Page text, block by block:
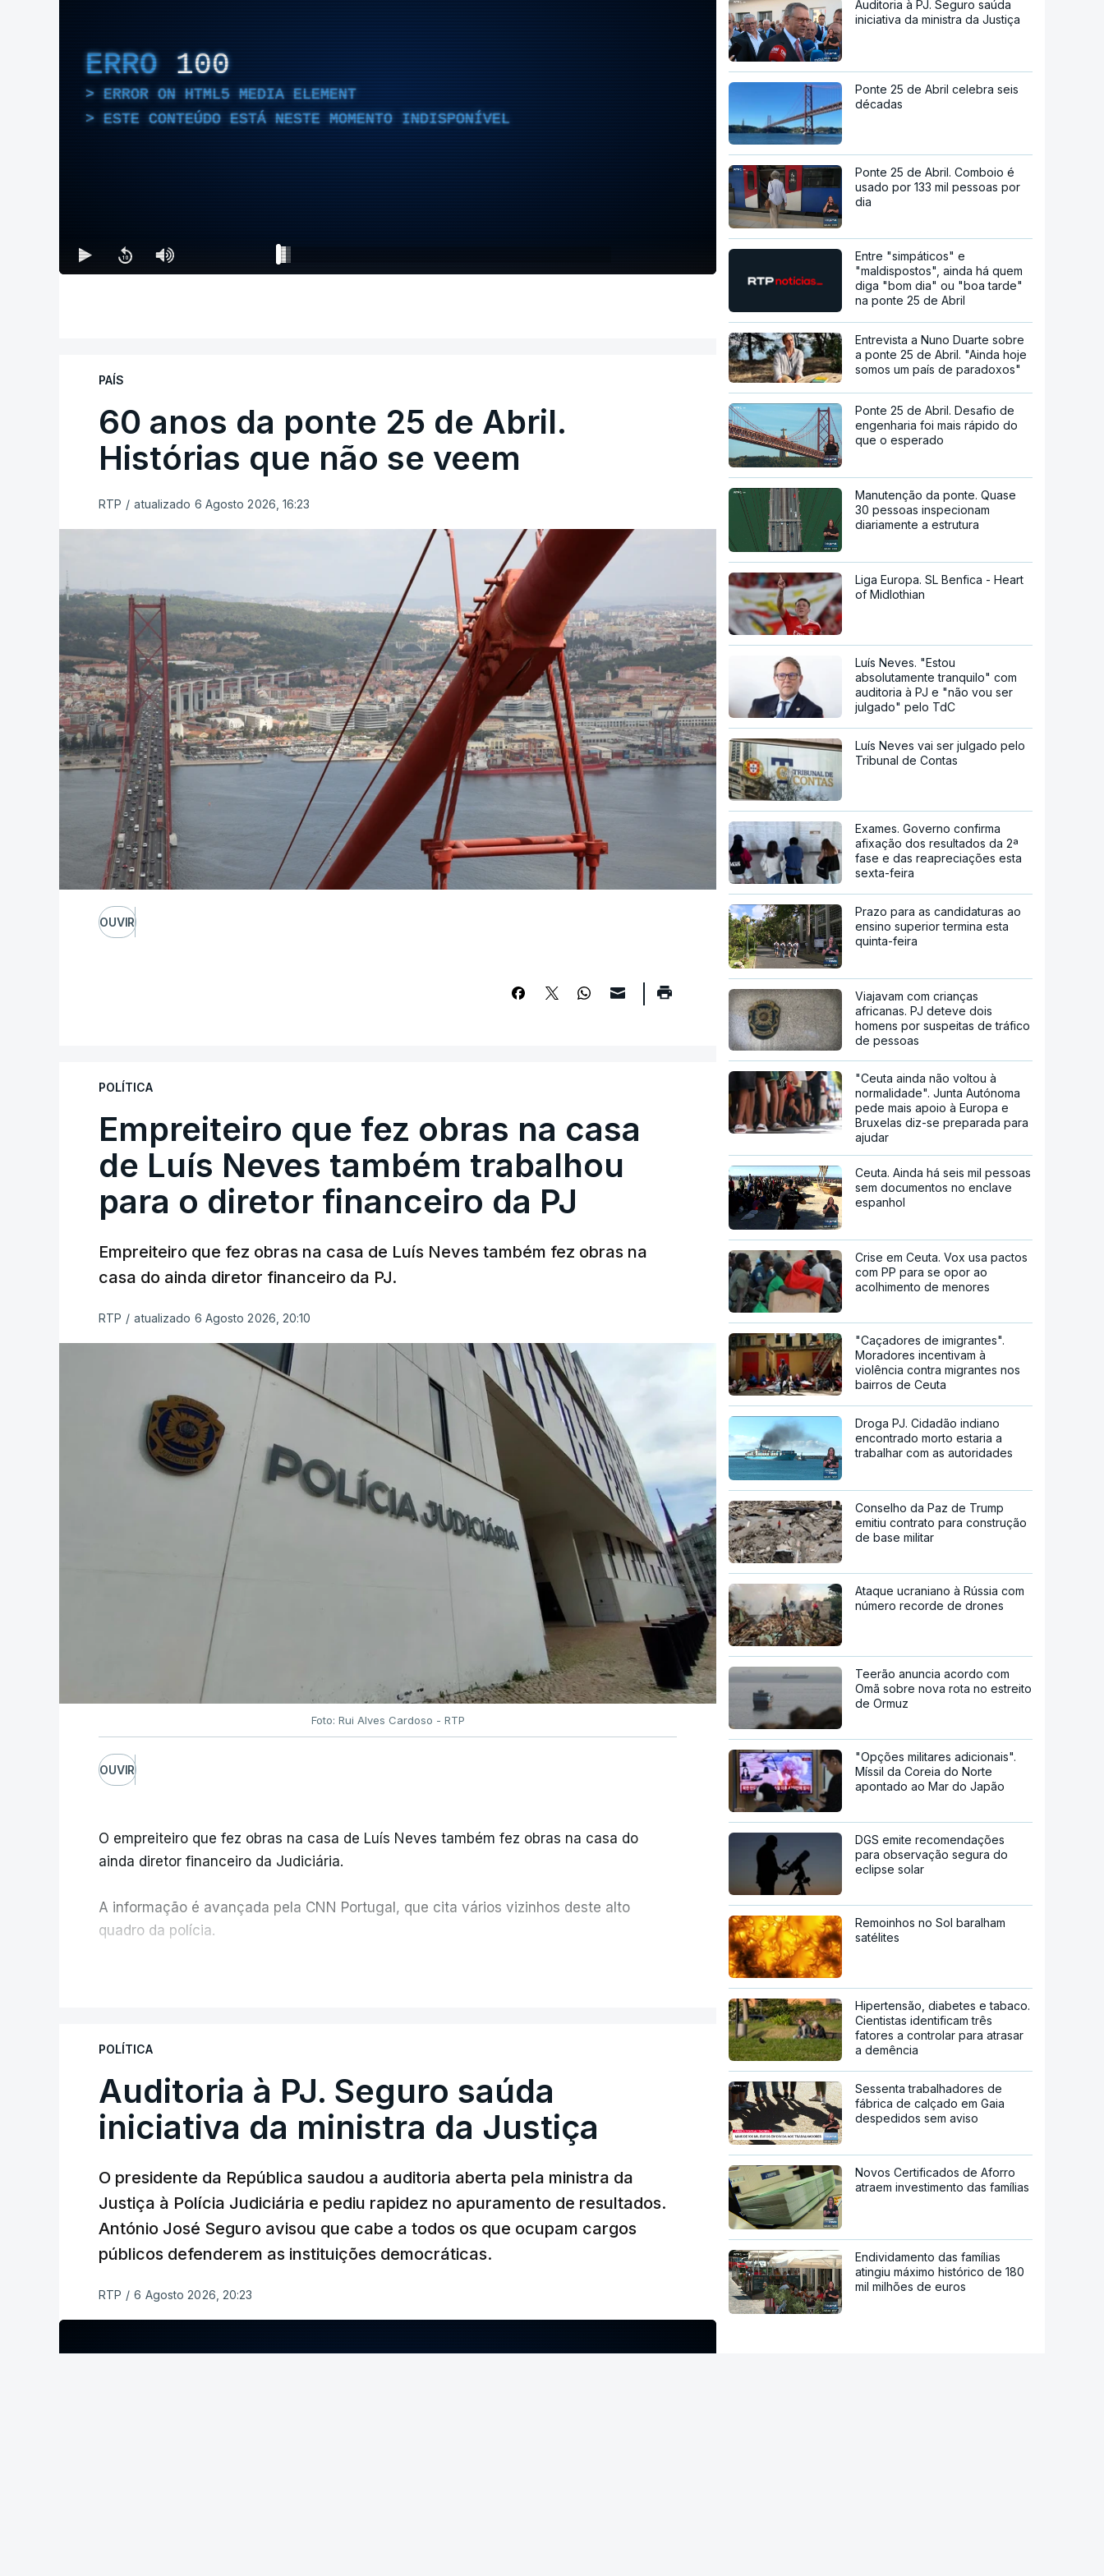
ERRO 100
ERROR ON HTML5 MEDIA ELEMENT
ESTE CONTEÚDO ESTÁ NESTE MOMENTO INDISPONÍVEL
PAÍS
60 anos da ponte 25 de Abril.
Histórias que não se veem
RTP / atualizado 6 Agosto 2026, 16:23
OUVIR
POLÍTICA
Empreiteiro que fez obras na casa
de Luís Neves também trabalhou
para o diretor financeiro da PJ
Empreiteiro que fez obras na casa de Luís Neves também fez obras na
casa do ainda diretor financeiro da PJ.
RTP / atualizado 6 Agosto 2026, 20:10
Foto: Rui Alves Cardoso - RTP
OUVIR
O empreiteiro que fez obras na casa de Luís Neves também fez obras na casa do
ainda diretor financeiro da Judiciária.
A informação é avançada pela CNN Portugal, que cita vários vizinhos deste alto
quadro da polícia.
POLÍTICA
Auditoria à PJ. Seguro saúda
iniciativa da ministra da Justiça
O presidente da República saudou a auditoria aberta pela ministra da
Justiça à Polícia Judiciária e pediu rapidez no apuramento de resultados.
António José Seguro avisou que cabe a todos os que ocupam cargos
públicos defenderem as instituições democráticas.
RTP / 6 Agosto 2026, 20:23
Auditoria à PJ. Seguro saúda
iniciativa da ministra da Justiça
Ponte 25 de Abril celebra seis
décadas
Ponte 25 de Abril. Comboio é
usado por 133 mil pessoas por
dia
Entre "simpáticos" e
"maldispostos", ainda há quem
diga "bom dia" ou "boa tarde"
na ponte 25 de Abril
Entrevista a Nuno Duarte sobre
a ponte 25 de Abril. "Ainda hoje
somos um país de paradoxos"
Ponte 25 de Abril. Desafio de
engenharia foi mais rápido do
que o esperado
Manutenção da ponte. Quase
30 pessoas inspecionam
diariamente a estrutura
Liga Europa. SL Benfica - Heart
of Midlothian
Luís Neves. "Estou
absolutamente tranquilo" com
auditoria à PJ e "não vou ser
julgado" pelo TdC
Luís Neves vai ser julgado pelo
Tribunal de Contas
Exames. Governo confirma
afixação dos resultados da 2ª
fase e das reapreciações esta
sexta-feira
Prazo para as candidaturas ao
ensino superior termina esta
quinta-feira
Viajavam com crianças
africanas. PJ deteve dois
homens por suspeitas de tráfico
de pessoas
"Ceuta ainda não voltou à
normalidade". Junta Autónoma
pede mais apoio à Europa e
Bruxelas diz-se preparada para
ajudar
Ceuta. Ainda há seis mil pessoas
sem documentos no enclave
espanhol
Crise em Ceuta. Vox usa pactos
com PP para se opor ao
acolhimento de menores
"Caçadores de imigrantes".
Moradores incentivam à
violência contra migrantes nos
bairros de Ceuta
Droga PJ. Cidadão indiano
encontrado morto estaria a
trabalhar com as autoridades
Conselho da Paz de Trump
emitiu contrato para construção
de base militar
Ataque ucraniano à Rússia com
número recorde de drones
Teerão anuncia acordo com
Omã sobre nova rota no estreito
de Ormuz
"Opções militares adicionais".
Míssil da Coreia do Norte
apontado ao Mar do Japão
DGS emite recomendações
para observação segura do
eclipse solar
Remoinhos no Sol baralham
satélites
Hipertensão, diabetes e tabaco.
Cientistas identificam três
fatores a controlar para atrasar
a demência
Sessenta trabalhadores de
fábrica de calçado em Gaia
despedidos sem aviso
Novos Certificados de Aforro
atraem investimento das famílias
Endividamento das famílias
atingiu máximo histórico de 180
mil milhões de euros